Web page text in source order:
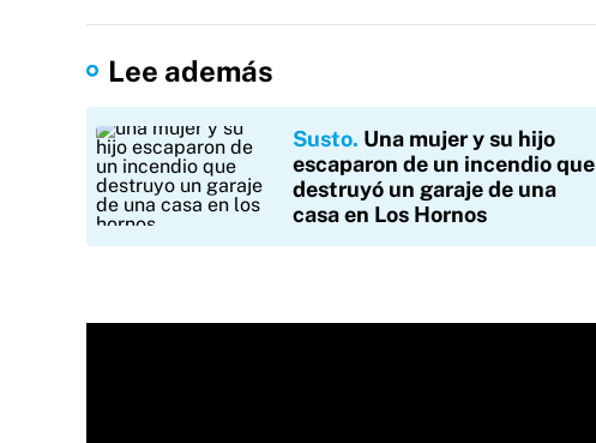
Lee además
Susto Una mujer y su hijo
escaparon de un incendio que
destruyó un garaje de una
casa en Los Hornos